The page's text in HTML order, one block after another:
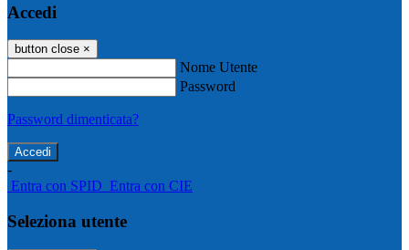
Accedi
button close ×
Nome Utente
Password
Password dimenticata?
-
Entra con SPID Entra con CIE
Seleziona utente